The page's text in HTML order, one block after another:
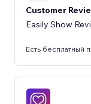
Customer
Easily Show
Есть бесплатный